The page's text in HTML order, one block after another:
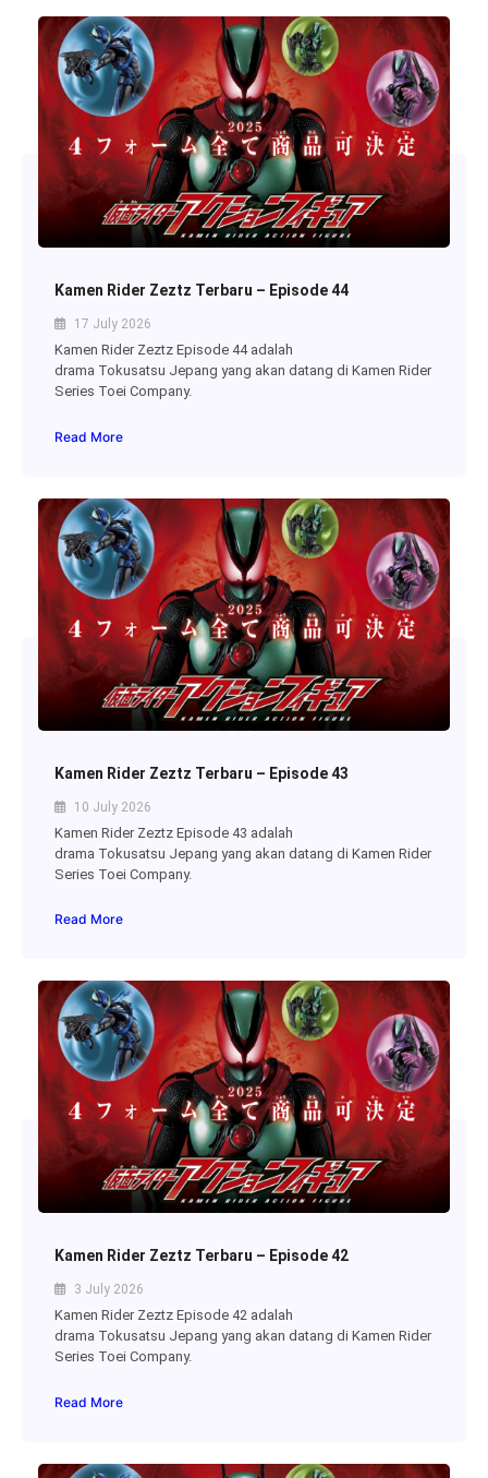
Kamen Rider Zeztz Terbaru – Episode 44
17 July 2026
Kamen Rider Zeztz Episode 44 adalah
drama Tokusatsu Jepang yang akan datang di Kamen Rider
Series Toei Company.
Read More
Kamen Rider Zeztz Terbaru – Episode 43
10 July 2026
Kamen Rider Zeztz Episode 43 adalah
drama Tokusatsu Jepang yang akan datang di Kamen Rider
Series Toei Company.
Read More
Kamen Rider Zeztz Terbaru – Episode 42
3 July 2026
Kamen Rider Zeztz Episode 42 adalah
drama Tokusatsu Jepang yang akan datang di Kamen Rider
Series Toei Company.
Read More